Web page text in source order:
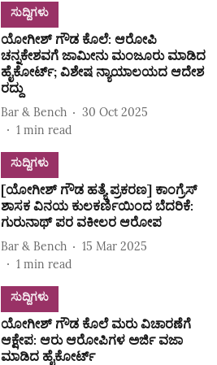
ಸುದ್ದಿಗಳು
ಯೋಗೀಶ್‌ ಗೌಡ ಕೊಲೆ: ಆರೋಪಿ
ಚನ್ನಕೇಶವಗೆ ಜಾಮೀನು ಮಂಜೂರು ಮಾಡಿದ
ಹೈಕೋರ್ಟ್‌; ವಿಶೇಷ ನ್ಯಾಯಾಲಯದ ಆದೇಶ
ರದ್ದು
Bar & Bench
30 Oct 2025
1 min read
ಸುದ್ದಿಗಳು
[ಯೋಗೀಶ್‌ ಗೌಡ ಹತ್ಯೆ ಪ್ರಕರಣ] ಕಾಂಗ್ರೆಸ್‌
ಶಾಸಕ ವಿನಯ ಕುಲಕರ್ಣಿಯಿಂದ ಬೆದರಿಕೆ:
ಗುರುನಾಥ್‌ ಪರ ವಕೀಲರ ಆರೋಪ
Bar & Bench
15 Mar 2025
1 min read
ಸುದ್ದಿಗಳು
ಯೋಗೀಶ್‌ ಗೌಡ ಕೊಲೆ ಮರು ವಿಚಾರಣೆಗೆ
ಆಕ್ಷೇಪ: ಆರು ಆರೋಪಿಗಳ ಅರ್ಜಿ ವಜಾ
ಮಾಡಿದ ಹೈಕೋರ್ಟ್‌